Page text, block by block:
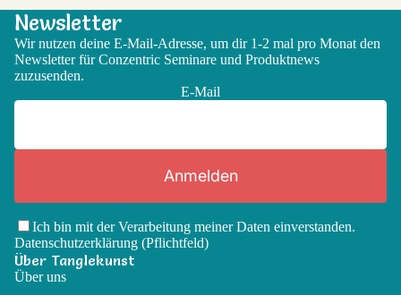
Newsletter
Wir nutzen deine E-Mail-Adresse, um dir 1-2 mal pro Monat den
Newsletter für Conzentric Seminare und Produktnews
zuzusenden.
E-Mail
Anmelden
Ich bin mit der Verarbeitung meiner Daten einverstanden.
Datenschutzerklärung (Pflichtfeld)
Über Tanglekunst
Über uns